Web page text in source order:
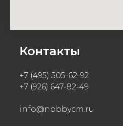
Контакты
+7 (495) 505-62-92
+7 (926) 647-82-49
info@nobbycm.ru